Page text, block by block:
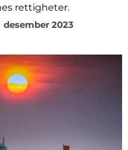
rettigheter.
desember 2023